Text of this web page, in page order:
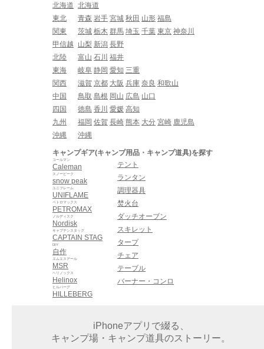
北海道 北海道
東北
青森 岩手 宮城 秋田 山形 福島
関東
茨城 栃木 群馬 埼玉 千葉 東京 神奈川
甲信越
山梨 新潟 長野
北陸
富山 石川 福井
東海
岐阜 静岡 愛知 三重
関西
滋賀 京都 大阪 兵庫 奈良 和歌山
中国
鳥取 島根 岡山 広島 山口
四国
徳島 香川 愛媛 高知
九州
福岡 佐賀 長崎 熊本 大分 宮崎 鹿児島
沖縄
沖縄
キャンプギア(キャンプ用品・キャンプ道具)を探す
Caleman
コールマン
snow peak
スノーピーク
UNIFLAME
ユニフレーム
PETROMAX
ペトロマックス
Nordisk
ノルディスク
CAPTAIN STAG
キャプテンスタッグ
自作
DIY
MSR
エムエスアール
Helinox
ヘリノックス
HILLEBERG
ヒルバーグ
テント
ランタン
調理器具
焚火台
ダッチオーブン
スキレット
タープ
チェア
テーブル
バーナー・コンロ
iPhoneアプリで綴る、
キャンプ場・キャンプ道具のストーリー。